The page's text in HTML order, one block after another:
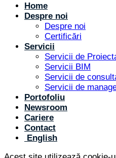
Home
Despre noi
Despre noi
Certificări
Servicii
Servicii de
Servicii BIM
Servicii de
Servicii de
Portofoliu
Newsroom
Cariere
Contact
English